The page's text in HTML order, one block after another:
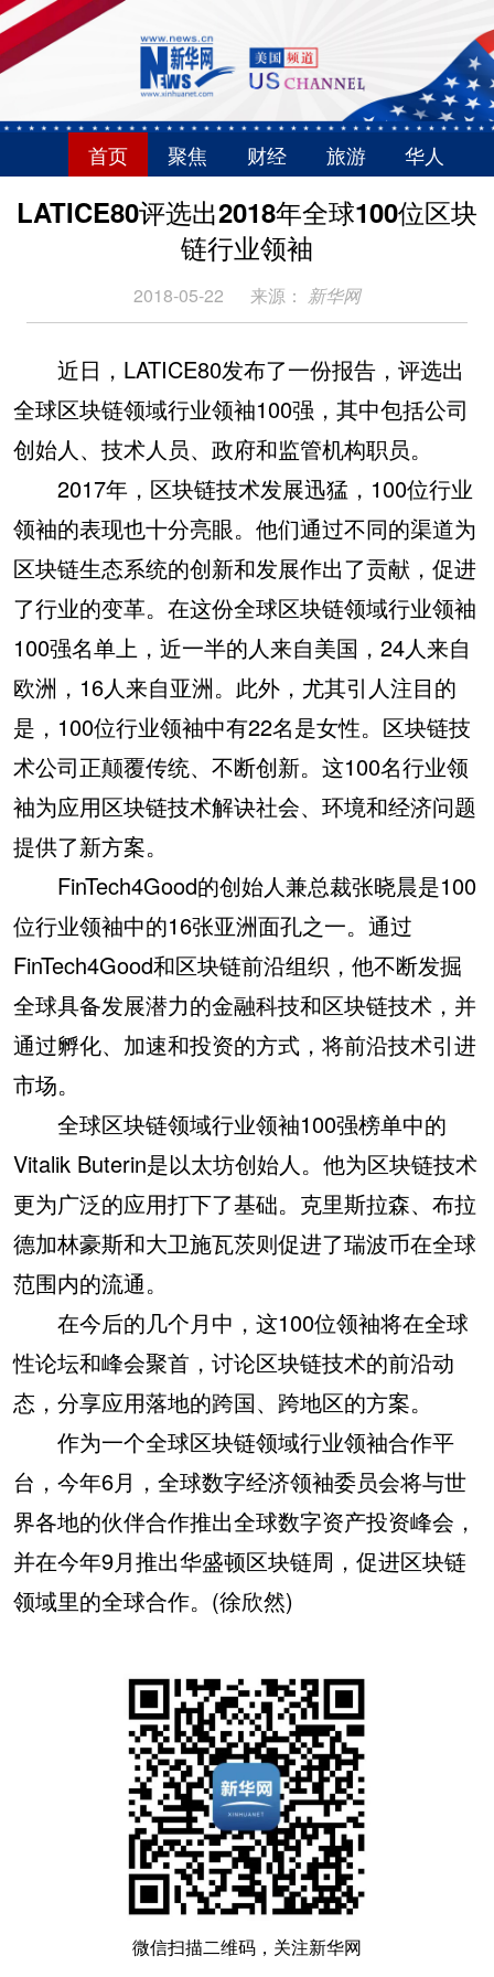
首页 聚焦 财经 旅游 华人
LATICE80评选出2018年全球100位区块
链行业领袖
2018-05-22 来源： 新华网
近日，LATICE80发布了一份报告，评选出
全球区块链领域行业领袖100强，其中包括公司
创始人、技术人员、政府和监管机构职员。
2017年，区块链技术发展迅猛，100位行业
领袖的表现也十分亮眼。他们通过不同的渠道为
区块链生态系统的创新和发展作出了贡献，促进
了行业的变革。在这份全球区块链领域行业领袖
100强名单上，近一半的人来自美国，24人来自
欧洲，16人来自亚洲。此外，尤其引人注目的
是，100位行业领袖中有22名是女性。区块链技
术公司正颠覆传统、不断创新。这100名行业领
袖为应用区块链技术解诀社会、环境和经济问题
提供了新方案。
FinTech4Good的创始人兼总裁张晓晨是100
位行业领袖中的16张亚洲面孔之一。通过
FinTech4Good和区块链前沿组织，他不断发掘
全球具备发展潜力的金融科技和区块链技术，并
通过孵化、加速和投资的方式，将前沿技术引进
市场。
全球区块链领域行业领袖100强榜单中的
Vitalik Buterin是以太坊创始人。他为区块链技术
更为广泛的应用打下了基础。克里斯拉森、布拉
德加林豪斯和大卫施瓦茨则促进了瑞波币在全球
范围内的流通。
在今后的几个月中，这100位领袖将在全球
性论坛和峰会聚首，讨论区块链技术的前沿动
态，分享应用落地的跨国、跨地区的方案。
作为一个全球区块链领域行业领袖合作平
台，今年6月，全球数字经济领袖委员会将与世
界各地的伙伴合作推出全球数字资产投资峰会，
并在今年9月推出华盛顿区块链周，促进区块链
领域里的全球合作。(徐欣然)
微信扫描二维码，关注新华网